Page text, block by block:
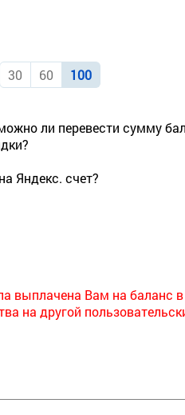
30 60 100
ли перевести сумму
Яндекс. счет?
выплачена Вам на баланс
на другой